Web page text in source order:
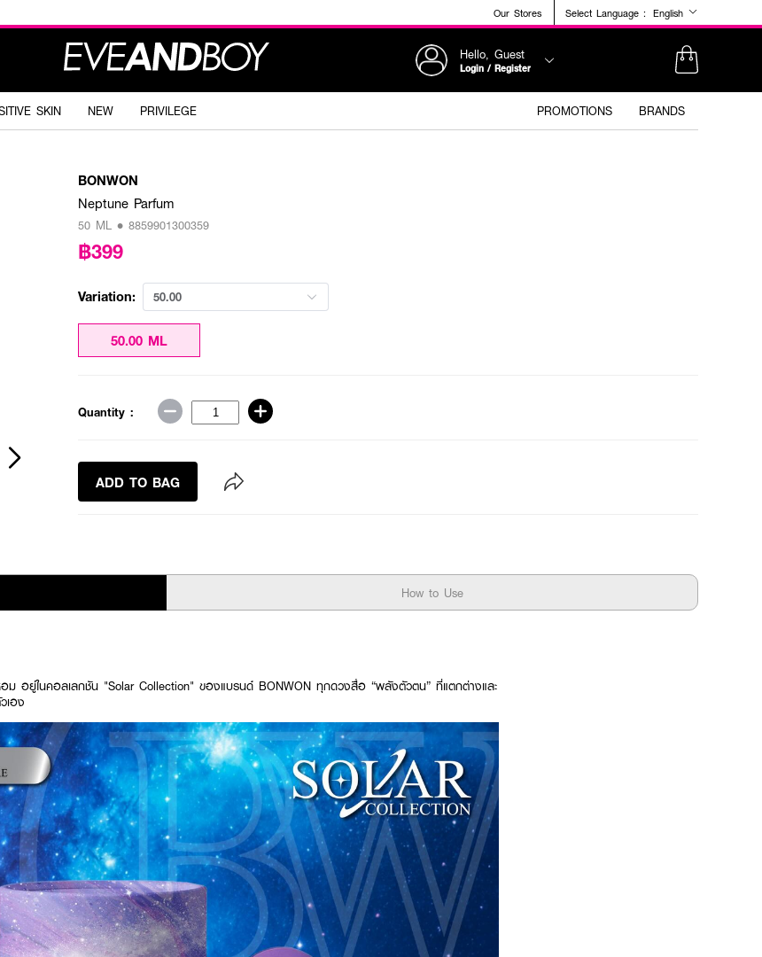
Our Stores Select Language : English
Hello, Guest
Login / Register
SKIN NEW PRIVILEGE PROMOTIONS BRANDS
BONWON
Neptune Parfum
50 ML • 8859901300359
฿399
Variation: 50.00
50.00 ML
Quantity :
ADD TO BAG
How to Use
ม อยู่ในคอลเลกชัน "Solar Collection" ของแบรนด์ BONWON ทุกดวงสื่อ “พลังตัวตน” ที่แตกต่างและ
เอง